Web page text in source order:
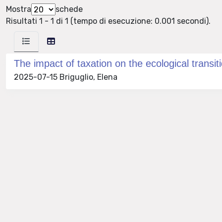
Mostra
schede
Risultati 1 - 1 di 1 (tempo di esecuzione: 0.001 secondi).
The impact of taxation on the ecological
2025-07-15 Briguglio, Elena